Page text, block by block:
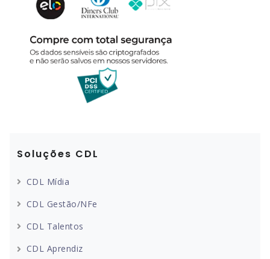
Soluções CDL
CDL Mídia
CDL Gestão/NFe
CDL Talentos
CDL Aprendiz